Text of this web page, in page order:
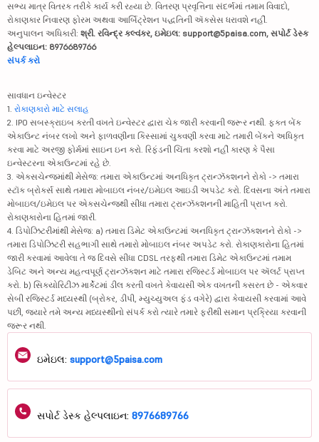
સભ્ય માત્ર વિતરક તરીકે કાર્ય કરી રહ્યા છે. વિતરણ પ્રવૃત્તિના સંદર્ભમાં તમામ વિવાદો,
રોકાણકાર નિવારણ ફોરમ અથવા આર્બિટ્રેશન પદ્ધતિની ઍક્સેસ ધરાવશે નહીં.
અનુપાલન અધિકારી: શ્રી. રવિન્દ્ર કલ્વંકર, ઇમેઇલ: support@5paisa.com, સપોર્ટ ડેસ્ક
હેલ્પલાઇન: 8976689766
સંપર્ક કરો
સાવધાન ઇન્વેસ્ટર
1. રોકાણકારો માટે સલાહ
2. IPO સબસ્ક્રાઇબ કરતી વખતે ઇન્વેસ્ટર દ્વારા ચેક જારી કરવાની જરૂર નથી. ફક્ત બેંક
એકાઉન્ટ નંબર લખો અને ફાળવણીના કિસ્સામાં ચુકવણી કરવા માટે તમારી બેંકને અધિકૃત
કરવા માટે અરજી ફોર્મમાં સાઇન ઇન કરો. રિફંડની ચિંતા કરશો નહીં કારણ કે પૈસા
ઇન્વેસ્ટરના એકાઉન્ટમાં રહે છે.
3. એક્સચેન્જમાંથી મેસેજ: તમારા એકાઉન્ટમાં અનધિકૃત ટ્રાન્ઝૅક્શનને રોકો -> તમારા
સ્ટૉક બ્રોકર્સ સાથે તમારા મોબાઇલ નંબર/ઇમેઇલ આઇડી અપડેટ કરો. દિવસના અંતે તમારા
મોબાઇલ/ઇમેઇલ પર એક્સચેન્જથી સીધા તમારા ટ્રાન્ઝૅક્શનની માહિતી પ્રાપ્ત કરો.
રોકાણકારોના હિતમાં જારી.
4. ડિપોઝિટરીમાંથી મેસેજ: a) તમારા ડિમેટ એકાઉન્ટમાં અનધિકૃત ટ્રાન્ઝૅક્શનને રોકો ->
તમારા ડિપોઝિટરી સહભાગી સાથે તમારો મોબાઇલ નંબર અપડેટ કરો. રોકાણકારોના હિતમાં
જારી કરવામાં આવેલા તે જ દિવસે સીધા CDSL તરફથી તમારા ડિમેટ એકાઉન્ટમાં તમામ
ડેબિટ અને અન્ય મહત્વપૂર્ણ ટ્રાન્ઝૅક્શન માટે તમારા રજિસ્ટર્ડ મોબાઇલ પર ઍલર્ટ પ્રાપ્ત
કરો. b) સિક્યોરિટીઝ માર્કેટમાં ડીલ કરતી વખતે કેવાયસી એક વખતની કસરત છે - એકવાર
સેબી રજિસ્ટર્ડ મધ્યસ્થી (બ્રોકર, ડીપી, મ્યુચ્યુઅલ ફંડ વગેરે) દ્વારા કેવાયસી કરવામાં આવે
પછી, જ્યારે તમે અન્ય મધ્યસ્થીનો સંપર્ક કરો ત્યારે તમારે ફરીથી સમાન પ્રક્રિયા કરવાની
જરૂર નથી.
ઇમેઇલ: support@5paisa.com
સપોર્ટ ડેસ્ક હેલ્પલાઇન: 8976689766